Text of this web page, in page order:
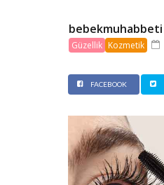
bebekmuhabbeti
Güzellik Kozmetik
FACEBOOK